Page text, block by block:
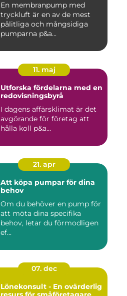
En membranpump med
tryckluft är en av de mest
pålitliga och mångsidiga
pumparna p&a...
11. maj
Utforska fördelarna med en
redovisningsbyrå
I dagens affärsklimat är det
avgörande för företag att
hålla koll p&a...
21. apr
Att köpa pumpar för dina
behov
Om du behöver en pump för
att möta dina specifika
behov, letar du förmodligen
ef...
07. dec
Lönekonsult - En ovärderlig